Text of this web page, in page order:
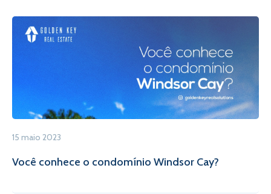
15 maio 2023
Você conhece o condomínio Windsor Cay?